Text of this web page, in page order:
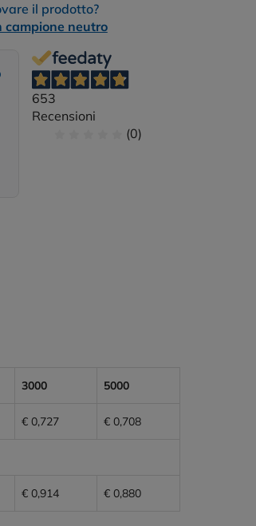
il prodotto?
campione neutro
653
Recensioni
(0)
3000 5000
€ 0,727 € 0,708
€ 0,914 € 0,880